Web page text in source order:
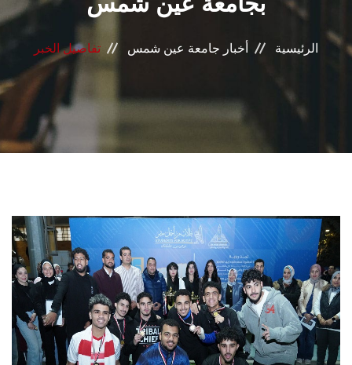
المراكز والوحدات
الأنظمة الذكية
الطلاب
هيئة التدريس
الدراسات العليا
الرئيسية أخبار جامعة عين شمس تفاصيل الخبر